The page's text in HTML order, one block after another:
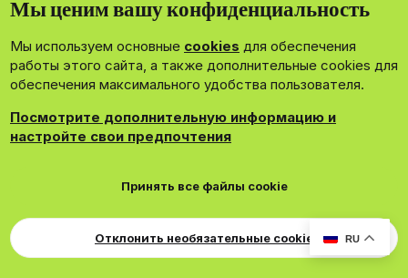
RU
членам нашего сообщества.
Зарегистрироваться сейчас!
DohTheme
Cookies Russian Обратная связь
Поддержка
Для правообладателей
EN Soundmain
Условия и правила
Политика конфиденциальности
Мы ценим вашу конфиденциальность
Мы используем основные cookies для обеспечения
работы этого сайта, а также дополнительные cookies для
обеспечения максимального удобства пользователя.
Посмотрите дополнительную информацию и
настройте свои предпочтения
Принять все файлы cookie
Отклонить необязательные cookie